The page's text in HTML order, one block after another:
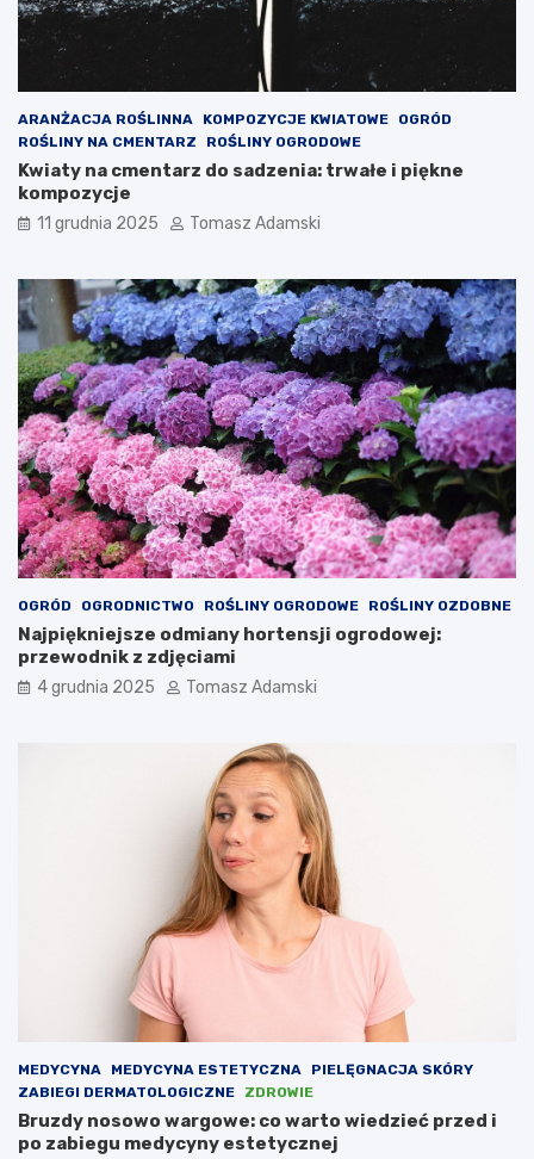
ARANŻACJA ROŚLINNA KOMPOZYCJE KWIATOWE
OGRÓD
ROŚLINY NA CMENTARZ
ROŚLINY OGRODOWE
Kwiaty na cmentarz do sadzenia: trwałe i piękne
kompozycje
11 grudnia 2025 Tomasz Adamski
OGRÓD OGRODNICTWO ROŚLINY OGRODOWE ROŚLINY OZDOBNE
Najpiękniejsze odmiany hortensji ogrodowej:
przewodnik z zdjęciami
4 grudnia 2025 Tomasz Adamski
MEDYCYNA MEDYCYNA ESTETYCZNA
PIELĘGNACJA SKÓRY
ZABIEGI DERMATOLOGICZNE
ZDROWIE
Bruzdy nosowo wargowe: co warto wiedzieć przed i
po zabiegu medycyny estetycznej